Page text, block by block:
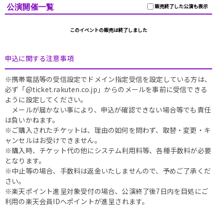
販売終了した公演も表示
公演開催一覧
このイベントの販売は終了しました
申込に関する注意事項
※携帯電話等の受信設定でドメイン指定受信を設定している方は、
必ず「@ticket.rakuten.co.jp」からのメールを事前に受信できる
ように設定してください。
メールが届かない事により、申込が確認できない場合等でも責任
は負いかねます。
※ご購入されたチケットは、理由の如何を問わず、取替・変更・キ
ャンセルはお受けできません。
※購入時、チケット代の他にシステム利用料等、各種手数料が必要
となります。
※中止等の場合、手数料は返金いたしませんので、予めご了承くだ
さい。
※楽天ポイント進呈対象受付の場合、公演終了後7日内を目処にご
利用の楽天会員IDへポイントが進呈されます。